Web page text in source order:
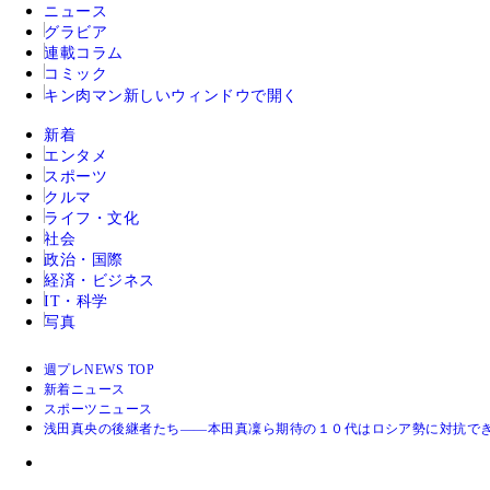
ニュース
グラビア
連載コラム
コミック
キン肉マン 新しいウィンドウで開く
新着
エンタメ
スポーツ
クルマ
ライフ・文化
社会
政治・国際
経済・ビジネス
IT・科学
写真
週プレNEWS TOP
新着ニュース
スポーツニュース
浅田真央の後継者たち――本田真凜ら期待の１０代はロシア勢に対抗で